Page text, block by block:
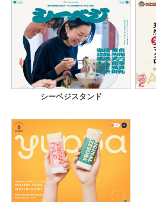
シーベジスタンド